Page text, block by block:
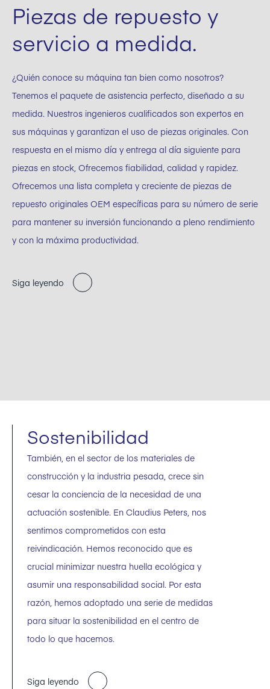
Piezas de repuesto y
servicio a medida.
¿Quién conoce su máquina tan bien como nosotros?
Tenemos el paquete de asistencia perfecto, diseñado a su
medida. Nuestros ingenieros cualificados son expertos en
sus máquinas y garantizan el uso de piezas originales. Con
respuesta en el mismo día y entrega al día siguiente para
piezas en stock, Ofrecemos fiabilidad, calidad y rapidez.
Ofrecemos una lista completa y creciente de piezas de
repuesto originales OEM específicas para su número de serie
para mantener su inversión funcionando a pleno rendimiento
y con la máxima productividad.
Siga leyendo
Sostenibilidad
También, en el sector de los materiales de
construcción y la industria pesada, crece sin
cesar la conciencia de la necesidad de una
actuación sostenible. En Claudius Peters, nos
sentimos comprometidos con esta
reivindicación. Hemos reconocido que es
crucial minimizar nuestra huella ecológica y
asumir una responsabilidad social. Por esta
razón, hemos adoptado una serie de medidas
para situar la sostenibilidad en el centro de
todo lo que hacemos.
Siga leyendo